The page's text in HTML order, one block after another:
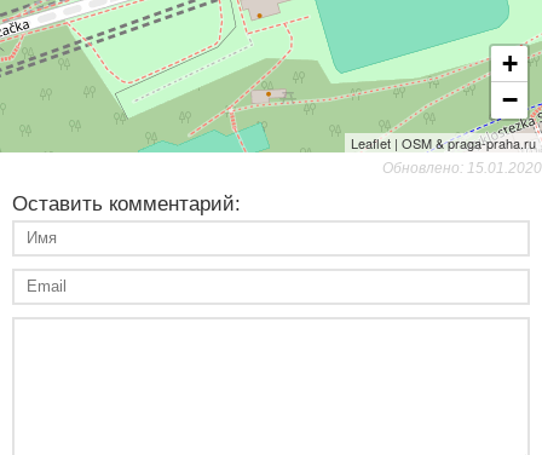
+
−
Leaflet | OSM & praga-praha.ru
Обновлено: 15.01.2020
Оставить комментарий: